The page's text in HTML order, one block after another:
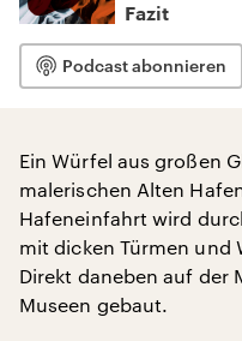
Fazit
Podcast abonnieren
Ein Würfel aus großen
malerischen Alten
Hafeneinfahrt wird
mit dicken Türmen und
Direkt daneben auf der
Museen gebaut.